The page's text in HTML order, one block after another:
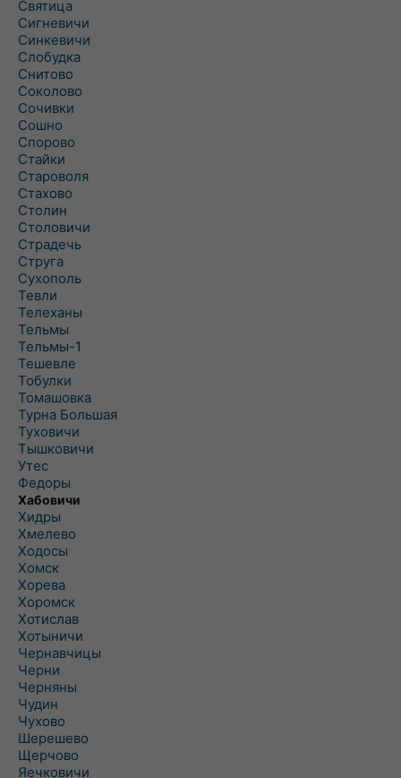
Святица
Сигневичи
Синкевичи
Слобудка
Снитово
Соколово
Сочивки
Сошно
Спорово
Стайки
Староволя
Стахово
Столин
Столовичи
Страдечь
Струга
Сухополь
Тевли
Телеханы
Тельмы
Тельмы-1
Тешевле
Тобулки
Томашовка
Турна Большая
Туховичи
Тышковичи
Утес
Федоры
Хабовичи
Хидры
Хмелево
Ходосы
Хомск
Хорева
Хоромск
Хотислав
Хотыничи
Чернавчицы
Черни
Черняны
Чудин
Чухово
Шерешево
Щерчово
Яечковичи